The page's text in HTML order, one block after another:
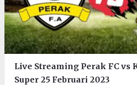
Live Streaming Perak FC vs
Super 25 Februari 2023